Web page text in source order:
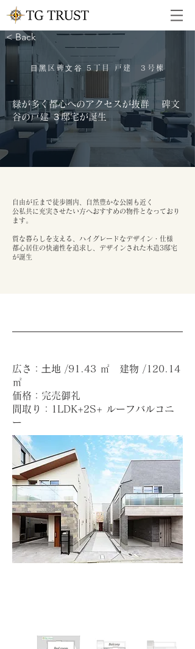
< Back
⽬⿊区碑⽂⾕ 5丁目 戸建 3号棟
緑が多く都心へのアクセスが抜群 碑文
谷の戸建 ３邸宅が誕生
自由が丘まで徒歩圏内、自然豊かな公園も近く
公私共に充実させたい方へおすすめの物件となっており
ます。
質な暮らしを支える、ハイグレードなデザイン・仕様
都心居住の快適性を追求し、デザインされた木造3邸宅
が誕生
広さ：⼟地 /91.43 ㎡ 建物 /120.14
㎡
価格：完売御礼
間取り：1LDK+2S+ ルーフバルコニ
ー